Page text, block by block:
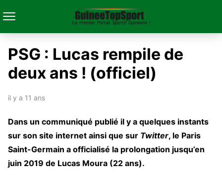
PSG : Lucas rempile de
deux ans ! (officiel)
il y a 11 ans
Dans un communiqué publié il y a quelques instants
sur son site internet ainsi que sur Twitter, le Paris
Saint-Germain a officialisé la prolongation jusqu’en
juin 2019 de Lucas Moura (22 ans).